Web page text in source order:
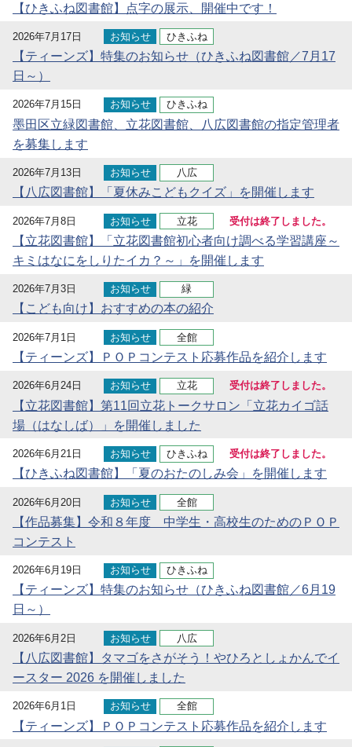
【ひきふね図書館】点字の展示、開催中です！
2026年7月17日 お知らせ ひきふね
【ティーンズ】特集のお知らせ（ひきふね図書館／7月17
日～）
2026年7月15日 お知らせ ひきふね
墨田区立緑図書館、立花図書館、八広図書館の指定管理者
を募集します
2026年7月13日 お知らせ 八広
【八広図書館】「夏休みこどもクイズ」を開催します
2026年7月8日 お知らせ 立花 受付は終了しました。
【立花図書館】「立花図書館初心者向け調べる学習講座～
キミはなにをしりたイカ？～」を開催します
2026年7月3日 お知らせ 緑
【こども向け】おすすめの本の紹介
2026年7月1日 お知らせ 全館
【ティーンズ】ＰＯＰコンテスト応募作品を紹介します
2026年6月24日 お知らせ 立花 受付は終了しました。
【立花図書館】第11回立花トークサロン「立花カイゴ話
場（はなしば）」を開催しました
2026年6月21日 お知らせ ひきふね 受付は終了しました。
【ひきふね図書館】「夏のおたのしみ会」を開催します
2026年6月20日 お知らせ 全館
【作品募集】令和８年度 中学生・高校生のためのＰＯＰ
コンテスト
2026年6月19日 お知らせ ひきふね
【ティーンズ】特集のお知らせ（ひきふね図書館／6月19
日～）
2026年6月2日 お知らせ 八広
【八広図書館】タマゴをさがそう！やひろとしょかんでイ
ースター 2026 を開催しました
2026年6月1日 お知らせ 全館
【ティーンズ】ＰＯＰコンテスト応募作品を紹介します